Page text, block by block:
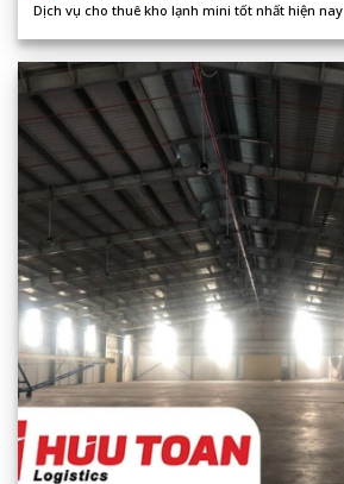
Dịch vụ cho thuê kho lạnh mini tốt nhất hiện nay